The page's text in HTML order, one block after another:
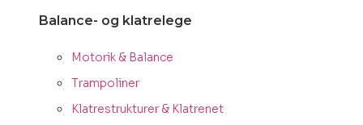
Balance- og klatrelege
Motorik & Balance
Trampoliner
Klatrestrukturer & Klatrenet